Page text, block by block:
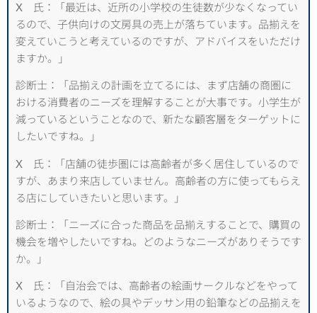
X 氏：「最近は、近所の小学校の生徒数が少なくなってい
るので、子供向けの文房具の売上が落ちています。品揃えを
変えていこうと考えているのですが、アドバイスをいただけ
ますか。」
診断士：「品揃えの計画を立てるには、まず店舗の商圏に
おける消費者のニーズを理解することが大事です。小学生が
減っているということなので、新たな顧客層をターゲットに
したいですね。」
X 氏：「店舗の徒歩圏には高齢者が多く居住しているので
すが、あまり来店していません。高齢者の方に使ってもらえ
る店にしていきたいと思います。」
診断士：「ニーズに合った商品を品揃えすることで、購買の
機会を増やしたいですね。どのようなニーズがありそうです
か。」
X 氏：「自治会では、高齢者の絵画サークルなどをやって
いるようなので、絵の具やデッサン用の鉛筆などの品揃えを